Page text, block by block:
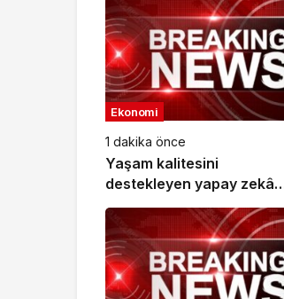
Ekonomi
1 dakika önce
Yaşam kalitesini
destekleyen yapay zekâ
hizmetleri akıllı kentler
finansman ve altyapı
önemli